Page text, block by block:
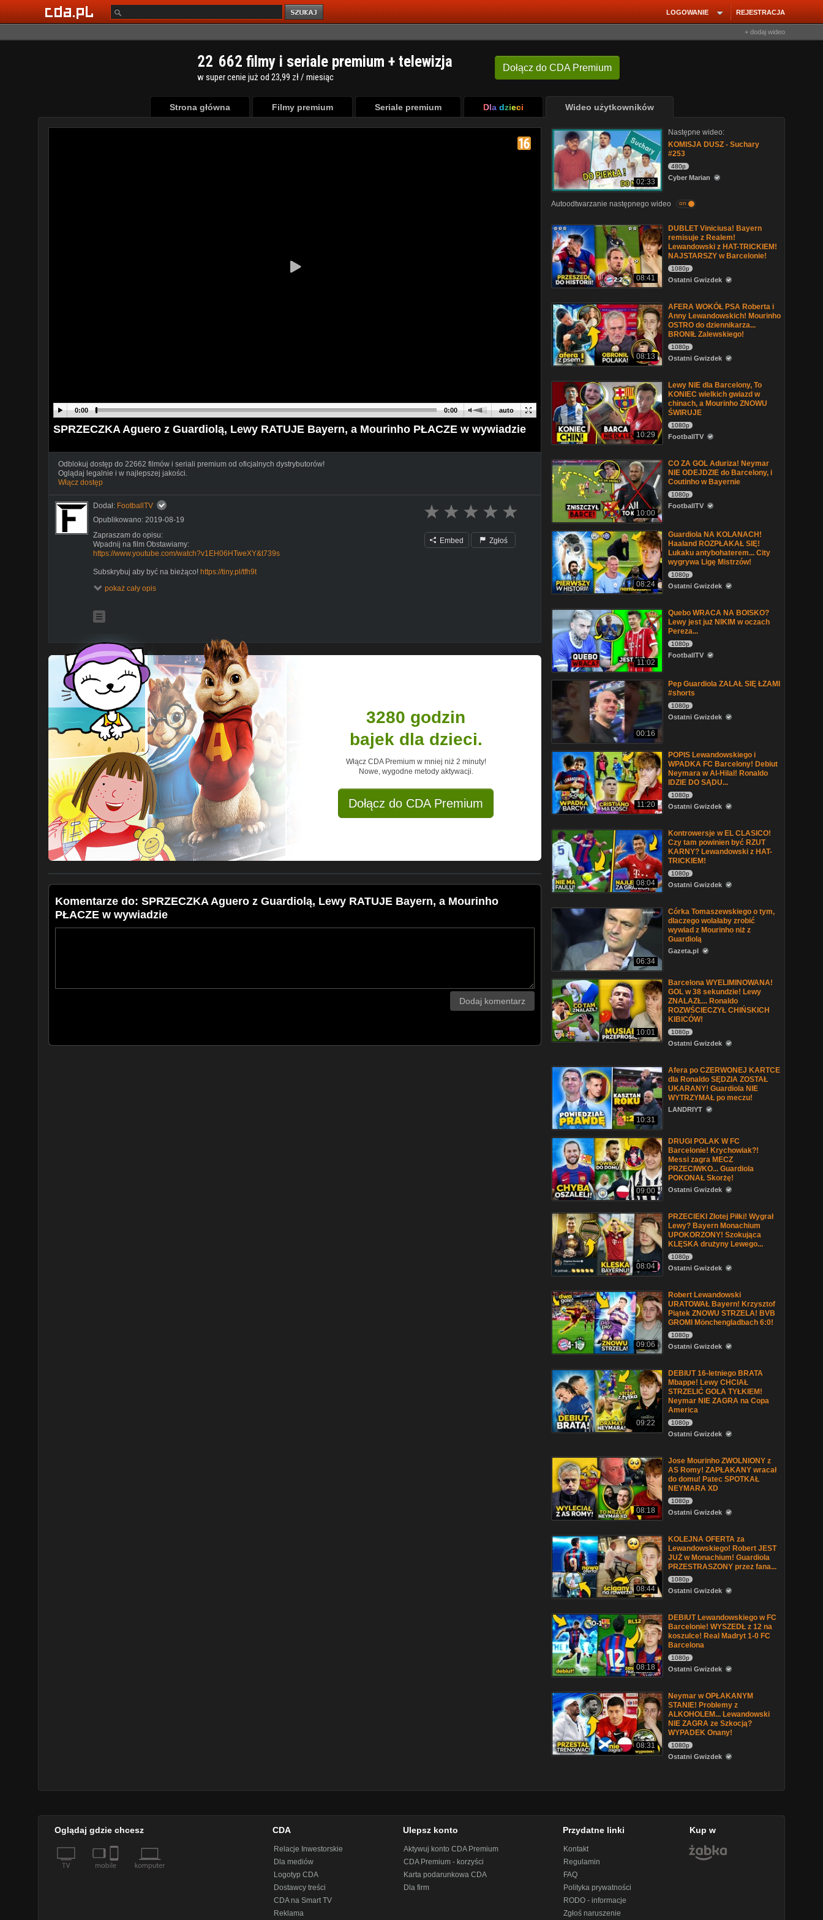
REJESTRACJA
LOGOWANIE
+ dodaj wideo
Dołącz do CDA Premium
22 662 filmy i seriale premium + telewizja
w super cenie już od 23,99 zł / miesiąc
Strona główna Filmy premium Seriale premium Dla dzieci Wideo użytkowników
auto
0:00 0:00
SPRZECZKA Aguero z Guardiolą, Lewy RATUJE Bayern, a Mourinho PŁACZE w wywiadzie
Odblokuj dostęp do 22662 filmów i seriali premium od oficjalnych dystrybutorów!
Oglądaj legalnie i w najlepszej jakości.
Włącz dostęp
Dodał: FootballTV
Opublikowano: 2019-08-19
Zapraszam do opisu:
Wpadnij na film Obstawiamy:
https://www.youtube.com/watch?v1EH06HTweXY&t739s
Subskrybuj aby być na bieżąco! https://tiny.pl/tfh9t
dużo się dzieje.
Oglądajcie do końca !
https://www.totolotek.pl/
W grach hazardowych mogą uczestniczyć wyłącznie osoby, które ukończyły 18 lat.
Hazard może uzależniać.Totolotek to legalny bukmacher. Gra u nielegalnych bukmacherów
grozi konsekwencjami prawnymi.
Współpraca: do837@onet.pl
Ciekawi Youtubehttps://tiny.pl/tfh9r
Fast Raphttps://tiny.pl/tfh9w
Szybka piłka https://tiny.pl/tfh9c
Autor kanału nie rości sobie żadnych praw do zdjęć/grafik zawartych w tym filmie. Materiały
wykorzystane w ramach dozwolonego użytku, w celu umożliwienia widzom lepszego
zrozumienia produkcji
pokaż cały opis
Embed Zgłoś
3280 godzin
bajek dla dzieci.
Włącz CDA Premium w mniej niż 2 minuty!
Nowe, wygodne metody aktywacji.
Dołącz do CDA Premium
Komentarze do: SPRZECZKA Aguero z Guardiolą, Lewy RATUJE Bayern, a Mourinho
PŁACZE w wywiadzie
Dodaj komentarz
02:33
Następne wideo:
KOMISJA DUSZ - Suchary
#253
480p
Cyber Marian
Autoodtwarzanie następnego wideo on
08:41
DUBLET Viniciusa! Bayern
remisuje z Realem!
Lewandowski z HAT-TRICKIEM!
NAJSTARSZY w Barcelonie!
1080p
Ostatni Gwizdek
08:13
AFERA WOKÓŁ PSA Roberta i
Anny Lewandowskich! Mourinho
OSTRO do dziennikarza...
BRONIŁ Zalewskiego!
1080p
Ostatni Gwizdek
10:29
Lewy NIE dla Barcelony, To
KONIEC wielkich gwiazd w
chinach, a Mourinho ZNOWU
ŚWIRUJE
1080p
FootballTV
10:00
CO ZA GOL Aduriza! Neymar
NIE ODEJDZIE do Barcelony, i
Coutinho w Bayernie
1080p
FootballTV
08:24
Guardiola NA KOLANACH!
Haaland ROZPŁAKAŁ SIĘ!
Lukaku antybohaterem... City
wygrywa Ligę Mistrzów!
1080p
Ostatni Gwizdek
11:02
Quebo WRACA NA BOISKO?
Lewy jest już NIKIM w oczach
Pereza...
1080p
FootballTV
00:16
Pep Guardiola ZALAŁ SIĘ ŁZAMI
#shorts
1080p
Ostatni Gwizdek
11:20
POPIS Lewandowskiego i
WPADKA FC Barcelony! Debiut
Neymara w Al-Hilal! Ronaldo
IDZIE DO SĄDU...
1080p
Ostatni Gwizdek
08:04
Kontrowersje w EL CLASICO!
Czy tam powinien być RZUT
KARNY? Lewandowski z HAT-
TRICKIEM!
1080p
Ostatni Gwizdek
06:34
Córka Tomaszewskiego o tym,
dlaczego wolałaby zrobić
wywiad z Mourinho niż z
Guardiolą
Gazeta.pl
10:01
Barcelona WYELIMINOWANA!
GOL w 38 sekundzie! Lewy
ZNALAZŁ... Ronaldo
ROZWŚCIECZYŁ CHIŃSKICH
KIBICÓW!
1080p
Ostatni Gwizdek
10:31
Afera po CZERWONEJ KARTCE
dla Ronaldo SĘDZIA ZOSTAŁ
UKARANY! Guardiola NIE
WYTRZYMAŁ po meczu!
LANDRIYT
09:00
DRUGI POLAK W FC
Barcelonie! Krychowiak?!
Messi zagra MECZ
PRZECIWKO... Guardiola
POKONAŁ Skorżę!
Ostatni Gwizdek
08:04
PRZECIEKI Złotej Piłki! Wygrał
Lewy? Bayern Monachium
UPOKORZONY! Szokująca
KLĘSKA drużyny Lewego...
1080p
Ostatni Gwizdek
09:06
Robert Lewandowski
URATOWAŁ Bayern! Krzysztof
Piątek ZNOWU STRZELA! BVB
GROMI Mönchengladbach 6:0!
1080p
Ostatni Gwizdek
09:22
DEBIUT 16-letniego BRATA
Mbappe! Lewy CHCIAŁ
STRZELIĆ GOLA TYŁKIEM!
Neymar NIE ZAGRA na Copa
America
1080p
Ostatni Gwizdek
08:18
Jose Mourinho ZWOLNIONY z
AS Romy! ZAPŁAKANY wracał
do domu! Patec SPOTKAŁ
NEYMARA XD
1080p
Ostatni Gwizdek
08:44
KOLEJNA OFERTA za
Lewandowskiego! Robert JEST
JUŻ w Monachium! Guardiola
PRZESTRASZONY przez fana...
1080p
Ostatni Gwizdek
08:18
DEBIUT Lewandowskiego w FC
Barcelonie! WYSZEDŁ z 12 na
koszulce! Real Madryt 1-0 FC
Barcelona
1080p
Ostatni Gwizdek
08:31
Neymar w OPŁAKANYM
STANIE! Problemy z
ALKOHOLEM... Lewandowski
NIE ZAGRA ze Szkocją?
WYPADEK Onany!
1080p
Ostatni Gwizdek
Oglądaj gdzie chcesz CDA
Relacje Inwestorskie
Dla mediów
Logotyp CDA
Dostawcy treści
CDA na Smart TV
Reklama
Ulepsz konto
Aktywuj konto CDA Premium
CDA Premium - korzyści
Karta podarunkowa CDA
Dla firm
Przydatne linki
Kontakt
Regulamin
FAQ
Polityka prywatności
RODO - informacje
Zgłoś naruszenie
Kup w